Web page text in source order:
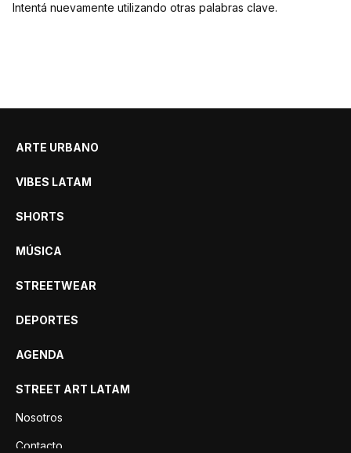
Intentá nuevamente utilizando otras palabras clave.
ARTE URBANO
VIBES LATAM
SHORTS
MÚSICA
STREETWEAR
DEPORTES
AGENDA
STREET ART LATAM
Nosotros
Contacto